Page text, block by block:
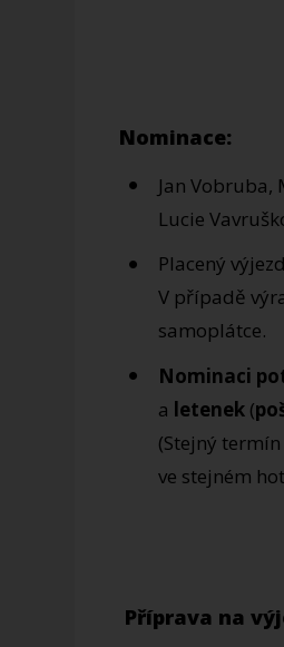
Nominace:
Jan Vobruba,
Lucie
Placený
V případě
samoplátce.
Nominaci
a letenek (
(Stejný
ve stejném
Příprava na